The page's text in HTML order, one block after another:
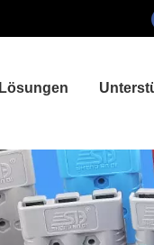
Lösungen